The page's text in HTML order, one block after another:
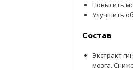
Повысить
Улучшить
Состав
Экстракт
мозга.